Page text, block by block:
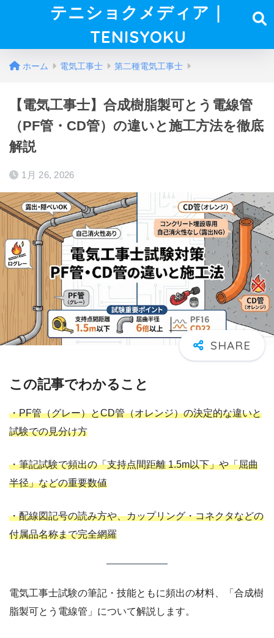
テニショクメディア｜
TENISYOKU
ホーム 電気工事士 第二種電気工事士
【電気工事士】合成樹脂製可とう電線管
（PF管・CD管）の違いと施工方法を徹底
解説
1月 26, 2026
この記事でわかること
・PF管（グレー）とCD管（オレンジ）の決定的な違いと
試験での見分け方
・筆記試験で頻出の「支持点間距離 1.5m以下」や「屈曲
半径」などの重要数値
・配線図記号の読み方や、カップリング・コネクタなどの
付属品名称まで完全網羅
電気工事士試験の筆記・技能ともに頻出の材料、「合成樹
脂製可とう電線管」について解説します。